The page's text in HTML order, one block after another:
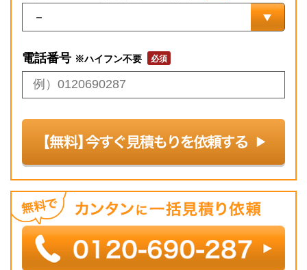
電話番号 ※ハイフン不要